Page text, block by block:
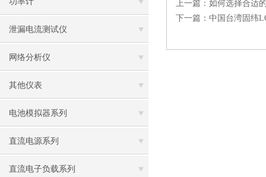
泄漏电流测试仪
网络分析仪
其他仪表
电池模拟器系列
直流电源系列
直流电子负载系列
上一篇： 如何选择合适
下一篇： 中国台湾固纬